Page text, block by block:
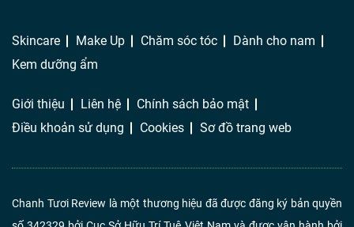
Skincare Make Up Chăm sóc tóc
Dành cho nam
Kem dưỡng ẩm
Giới thiệu Liên hệ
Chính sách bảo mật
Điều khoản sử dụng
Cookies Sơ đồ trang web
Chanh Tươi Review là một thương hiệu đã được đăng ký bản quyền